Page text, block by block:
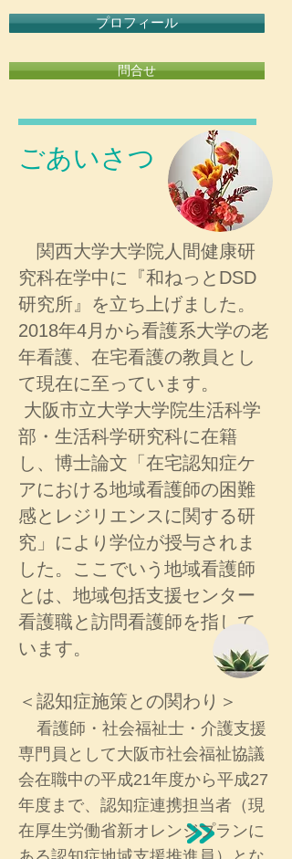
プロフィール
問合せ
​ごあいさつ
関西大学大学院人間健康研
究科在学中に『和ねっとDSD
研究所』を立ち上げました。
2018年4月から看護系大学の老
年看護、在宅看護の教員とし
て現在に至っています。
大阪市立大学大学院生活科学
部・生活科学研究科に在籍
し、博士論文 「在宅認知症ケ
アにおける地域看護師の困難
感とレジリエンスに関する研
究」により学位が授与されま
した。ここでいう地域看護師
とは、地域包括支援センター
看護職と訪問看護師を指して
います。
＜認知症施策との関わり＞
看護師・社会福祉士・介護支援
専門員として大阪市社会福祉協議
会在職中の平成21年度から平成27
年度まで、認知症連携担当者（現
在厚生労働省新オレンジプランに